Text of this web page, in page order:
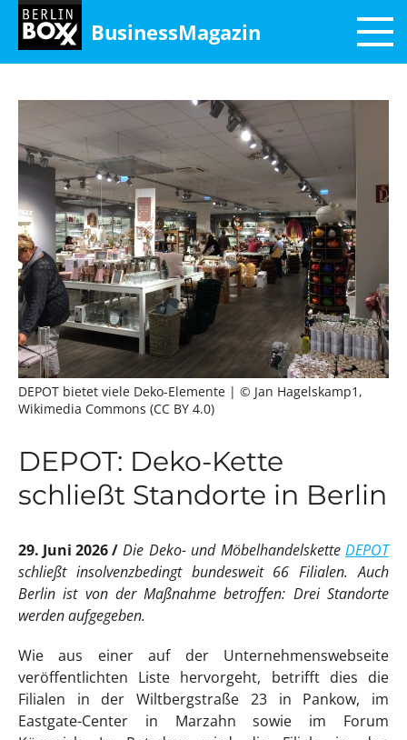
BusinessMagazin
DEPOT bietet viele Deko-Elemente | © Jan Hagelskamp1,
Wikimedia Commons (CC BY 4.0)
DEPOT: Deko-Kette
schließt Standorte in Berlin
29. Juni 2026 Die Deko- und Möbelhandelskette DEPOT
schließt insolvenzbedingt bundesweit 66 Filialen. Auch
Berlin ist von der Maßnahme betroffen: Drei Standorte
werden aufgegeben.
Wie aus einer auf der Unternehmenswebseite
veröffentlichten Liste hervorgeht, betrifft dies die
Filialen in der Wiltbergstraße 23 in Pankow, im
Eastgate-Center in Marzahn sowie im Forum